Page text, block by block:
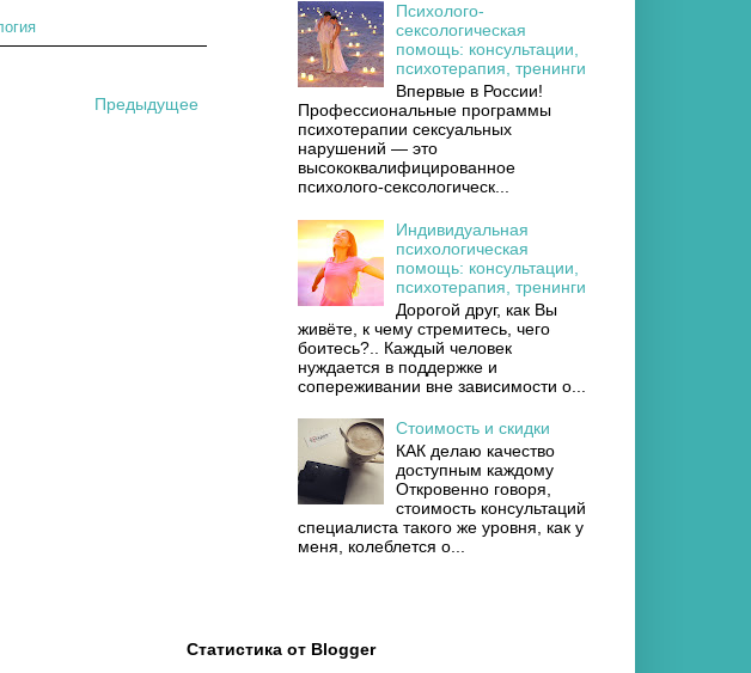
Предыдущее
Психолого-
сексологическая
помощь: консультации,
психотерапия, тренинги
Впервые в России!
Профессиональные программы
психотерапии сексуальных
нарушений — это
высококвалифицированное
психолого-сексологическ...
Индивидуальная
психологическая
помощь: консультации,
психотерапия, тренинги
Дорогой друг, как Вы
живёте, к чему стремитесь, чего
боитесь?.. Каждый человек
нуждается в поддержке и
сопереживании вне зависимости о...
Стоимость и скидки
КАК делаю качество
доступным каждому
Откровенно говоря,
стоимость консультаций
специалиста такого же уровня, как у
меня, колеблется о...
Статистика от Blogger